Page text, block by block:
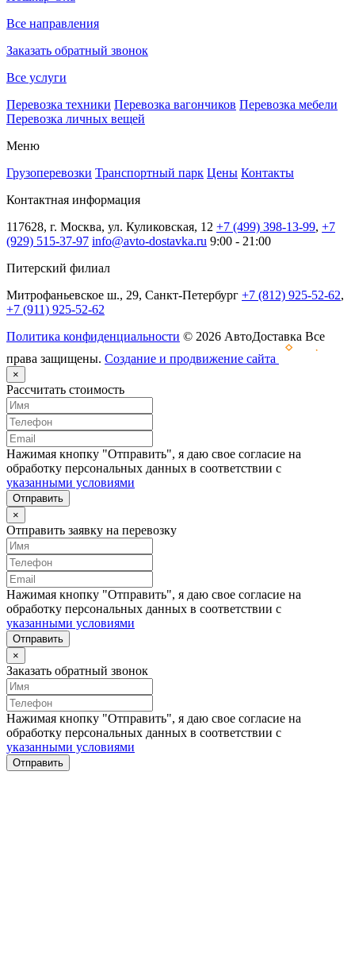
Все направления
Заказать обратный звонок
Все услуги
Перевозка техники Перевозка вагончиков Перевозка мебели
Перевозка личных вещей
Меню
Грузоперевозки Транспортный парк Цены Контакты
Контактная информация
117628, г. Москва, ул. Куликовская, 12 +7 (499) 398-13-99, +7
(929) 515-37-97 info@avto-dostavka.ru 9:00 - 21:00
Питерский филиал
Митрофаньевское ш., 29, Санкт-Петербург +7 (812) 925-52-62,
+7 (911) 925-52-62
Политика конфиденциальности © 2026 АвтоДоставка Все
права защищены. Создание и продвижение сайта
×
Рассчитать стоимость
Нажимая кнопку "Отправить", я даю свое согласие на
обработку персональных данных в соответствии с
указанными условиями
Отправить
×
Отправить заявку на перевозку
Нажимая кнопку "Отправить", я даю свое согласие на
обработку персональных данных в соответствии с
указанными условиями
Отправить
×
Заказать обратный звонок
Нажимая кнопку "Отправить", я даю свое согласие на
обработку персональных данных в соответствии с
указанными условиями
Отправить